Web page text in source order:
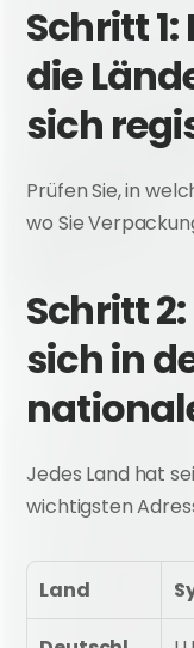
Schritt
die
sich
Prüfen Sie, in
wo Sie
Schritt
sich in
Jedes Land hat
wichtigsten
Land